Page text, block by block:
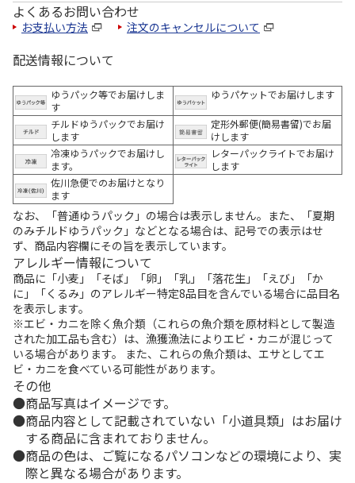
よくあるお問い合わせ
お支払い方法 注文のキャンセルについて
配送情報について
ゆうパック等でお届けしま
す
ゆうパケットでお届けします
チルドゆうパックでお届け
します
定形外郵便(簡易書留)でお届
けします
冷凍ゆうパックでお届けし
ます。
レターパックライトでお届け
します
佐川急便でのお届けとなり
ます
なお、「普通ゆうパック」の場合は表示しません。また、「夏期
のみチルドゆうパック」などとなる場合は、記号での表示はせ
ず、商品内容欄にその旨を表示しています。
アレルギー情報について
商品に「小麦」「そば」「卵」「乳」「落花生」「えび」「か
に」「くるみ」のアレルギー特定8品目を含んでいる場合に品目名
を表示します。
※エビ・カニを除く魚介類（これらの魚介類を原材料として製造
された加工品も含む）は、漁獲漁法によりエビ・カニが混じって
いる場合があります。 また、これらの魚介類は、エサとしてエ
ビ・カニを食べている可能性があります。
その他
商品写真はイメージです。
商品内容として記載されていない「小道具類」はお届け
する商品に含まれておりません。
商品の色は、ご覧になるパソコンなどの環境により、実
際と異なる場合があります。